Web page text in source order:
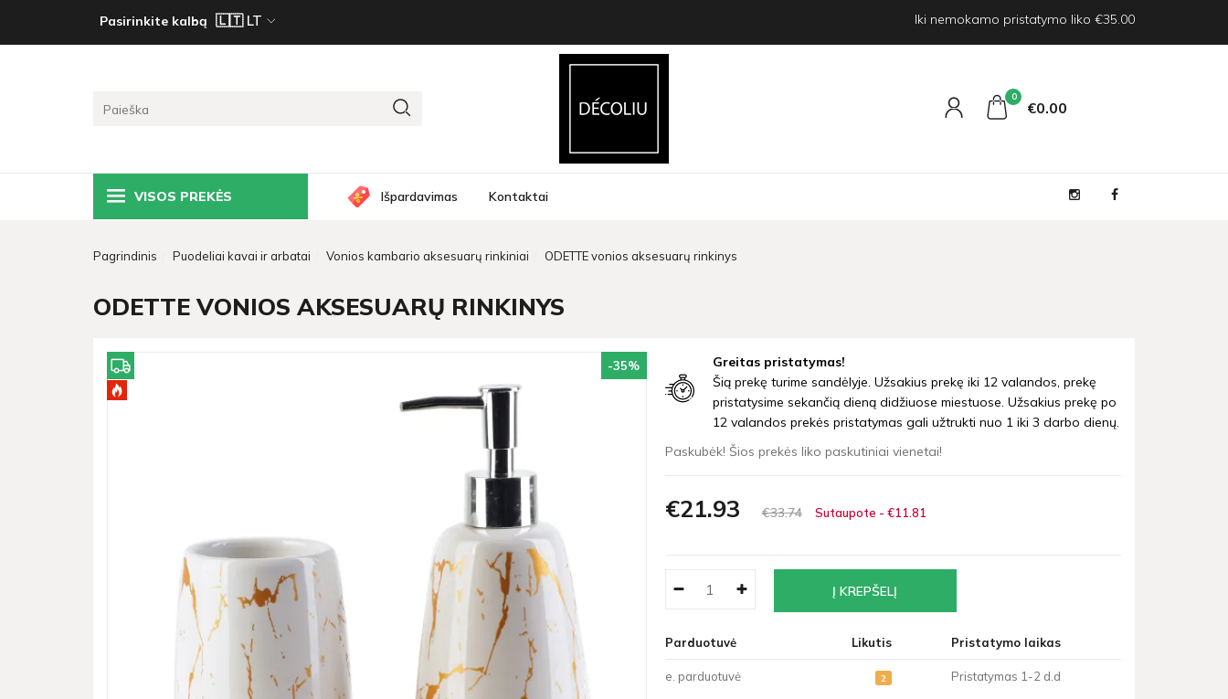
Pasirinkite kalbą Iki nemokamo pristatymo liko €35.00
0
€0 00
VISOS PREKĖS Išpardavimas Kontaktai
Pagrindinis Puodeliai kavai ir arbatai Vonios kambario aksesuarų rinkiniai ODETTE vonios aksesuarų rinkinys
ODETTE VONIOS AKSESUARŲ RINKINYS
-35%
Greitas pristatymas!
Šią prekę turime sandėlyje. Užsakius prekę iki 12 valandos, prekę
pristatysime sekančią dieną didžiuose miestuose. Užsakius prekę po
12 valandos prekės pristatymas gali užtrukti nuo 1 iki 3 darbo dienų.
Paskubėk! Šios prekės liko paskutiniai vienetai!
€21 93 €3374 Sutaupote - €11 81
Parduotuvė Likutis Pristatymo laikas
e. parduotuvė 2 Pristatymas 1-2 d.d